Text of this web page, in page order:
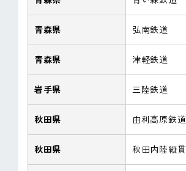
青森県 弘南鉄道
青森県 津軽鉄道
岩手県 三陸鉄道
秋田県 由利高原鉄道
秋田県 秋田内陸縦